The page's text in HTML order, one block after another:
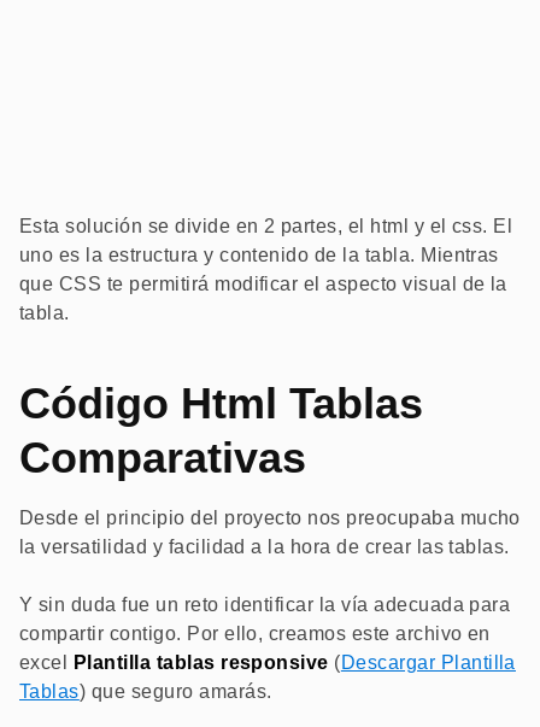
Esta solución se divide en 2 partes, el html y el css. El
uno es la estructura y contenido de la tabla. Mientras
que CSS te permitirá modificar el aspecto visual de la
tabla.
Código Html Tablas
Comparativas
Desde el principio del proyecto nos preocupaba mucho
la versatilidad y facilidad a la hora de crear las tablas.
Y sin duda fue un reto identificar la vía adecuada para
compartir contigo. Por ello, creamos este archivo en
excel
Plantilla tablas responsive (Descargar Plantilla
Tablas) que seguro amarás.